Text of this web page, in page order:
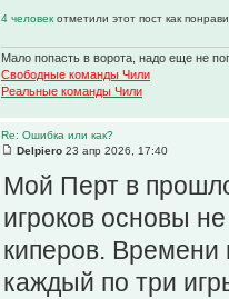
4 человек отметили этот пост как
Мало попасть в ворота, надо еще не
Свободные команды Чили
Реальные команды Чили
Re: Ошибка или как?
Delpiero 23 апр 2026, 17:40
Мой Перт в
игроков основы
киперов. Времени
каждый по три